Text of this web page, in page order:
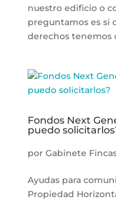
nuestro edificio o
preguntamos es si
derechos tenemos
Fondos Next
puedo
por Gabinete
Ayudas para
Propiedad